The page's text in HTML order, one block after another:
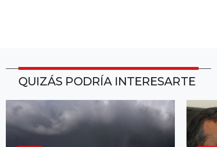
QUIZÁS PODRÍA INTERESARTE